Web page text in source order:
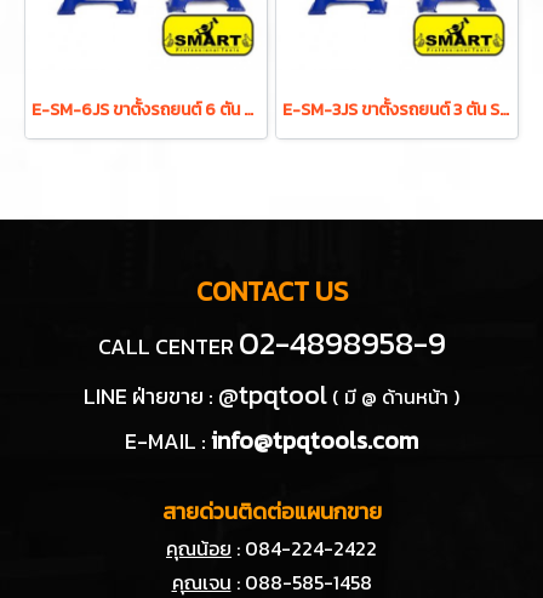
E-SM-6JS ขาตั้งรถยนต์ 6 ตัน SMART JACK STANDS E-SM-3JS ขาตั้งรถยนต์ 3 ตัน SMART JACK STANDS
CONTACT US
CALL CENTER 02-4898958-9
LINE ฝ่ายขาย : @tpqtool ( มี @ ด้านหน้า )
E-MAIL :info@tpqtools.com
สายด่วนติดต่อแผนกขาย
คุณน้อย : 084-224-2422
คุณเจน : 088-585-1458